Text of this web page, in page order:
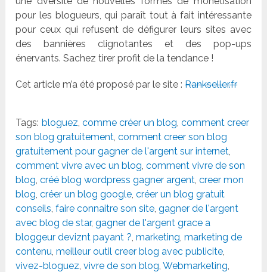
pour les blogueurs, qui paraît tout à fait intéressante
pour ceux qui refusent de défigurer leurs sites avec
des bannières clignotantes et des pop-ups
énervants. Sachez tirer profit de la tendance !
Cet article m’a été proposé par le site :Rankseller.fr
Tags: bloguez ,comme créer un blog ,comment creer
son blog gratuitement ,comment creer son blog
gratuitement pour gagner de l'argent sur internet
comment vivre avec un blog ,comment vivre de son
blog ,créé blog wordpress gagner argent ,creer mon
blog ,créer un blog google ,créer un blog gratuit
conseils ,faire connaitre son site ,gagner de l'argent
avec blog de star,gagner de l'argent grace a
bloggeur deviznt payant ? ,marketing ,marketing de
contenu ,meilleur outil creer blog avec publicite
vivez-bloguez ,vivre de son blog ,Webmarketing